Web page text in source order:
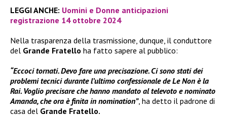
LEGGI ANCHE: Uomini e Donne anticipazioni
registrazione 14 ottobre 2024
Nella trasparenza della trasmissione, dunque, il conduttore
del Grande Fratello ha fatto sapere al pubblico:
“Eccoci tornati. Devo fare una precisazione. Ci sono stati dei
problemi tecnici durante l’ultimo confessionale de Le Non è la
Rai. Voglio precisare che hanno mandato al televoto e nominato
Amanda, che ora è finita in nomination”, ha detto il padrone di
casa del Grande Fratello.